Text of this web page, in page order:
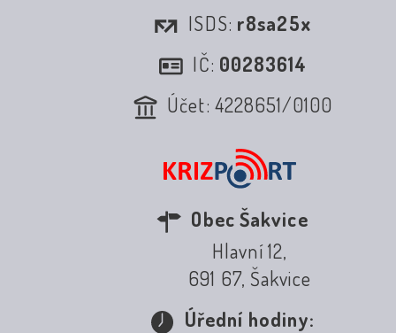
ISDS: r8sa25x
IČ: 00283614
Účet: 4228651/0100
Obec Šakvice
Hlavní 12,
691 67, Šakvice
Úřední hodiny: